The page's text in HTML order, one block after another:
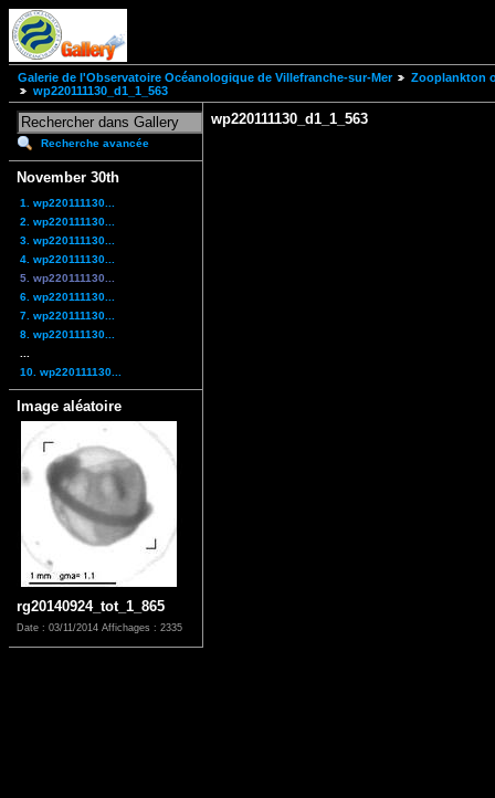
Galerie de l'Observatoire Océanologique de Villefranche-sur-Mer
Zooplankton
wp220111130_d1_1_563
Recherche avancée
November 30th
1. wp220111130...
2. wp220111130...
3. wp220111130...
4. wp220111130...
5. wp220111130...
6. wp220111130...
7. wp220111130...
8. wp220111130...
10. wp220111130...
Image aléatoire
rg20140924_tot_1_865
Date : 03/11/2014 Affichages : 2335
wp220111130_d1_1_563